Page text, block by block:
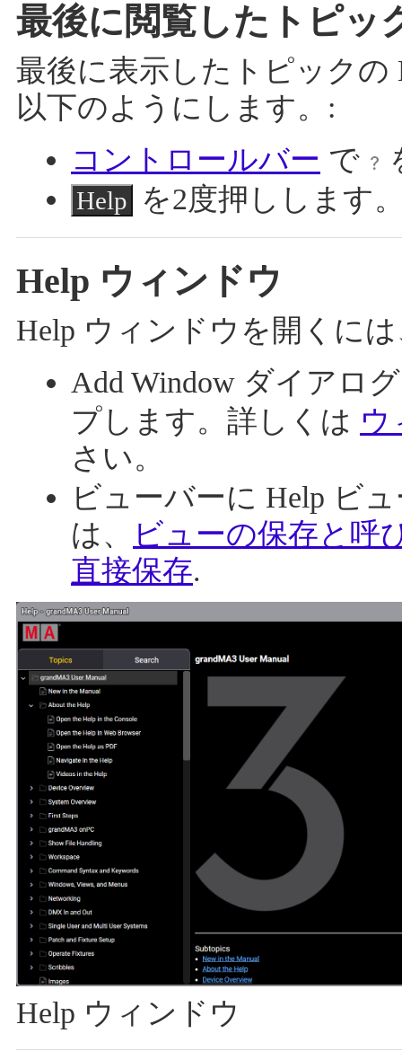
最後に閲覧したトピッ
最後に表示したトピック
以下のようにします。:
コントロールバー で
Help を2度押しします
Help ウィンドウ
Help ウィンドウを開くに
Add Window ダイアロ
プします。詳しくは ウ
さい。
ビューバーに Help ビ
は、
ビューの保存と呼
直接保存.
Help ウィンドウ